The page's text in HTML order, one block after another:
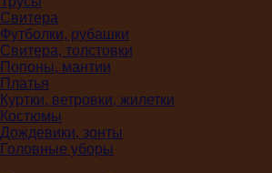
Свитера
Футболки, рубашки
Свитера, толстовки
Попоны, мантии
Платья
Куртки, ветровки, жилетки
Костюмы
Дождевики, зонты
Головные уборы